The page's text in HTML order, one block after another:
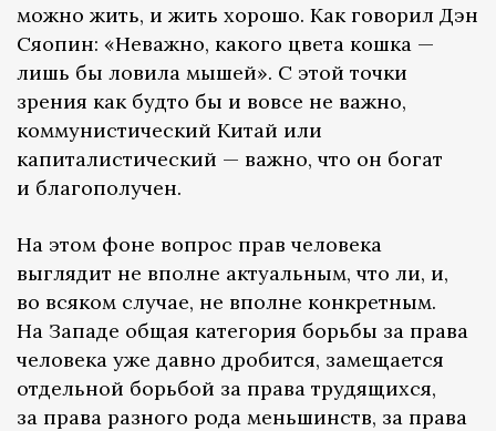
можно жить, и жить хорошо. Как говорил Дэн
Сяопин: «Неважно, какого цвета кошка —
лишь бы ловила мышей». С этой точки
зрения как будто бы и вовсе не важно,
коммунистический Китай или
капиталистический — важно, что он богат
и благополучен.
На этом фоне вопрос прав человека
выглядит не вполне актуальным, что ли, и,
во всяком случае, не вполне конкретным.
На Западе общая категория борьбы за права
человека уже давно дробится, замещается
отдельной борьбой за права трудящихся,
за права разного рода меньшинств, за права